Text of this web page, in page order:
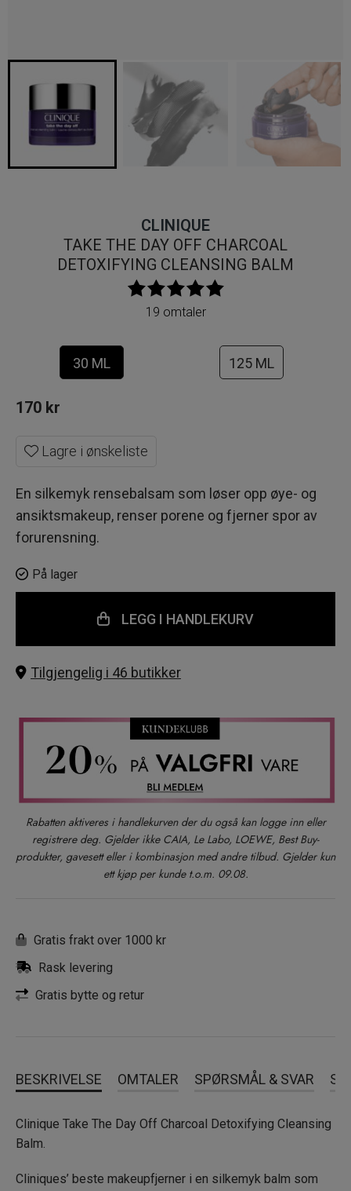
CLINIQUE
TAKE THE DAY OFF CHARCOAL
DETOXIFYING CLEANSING BALM
19 omtaler
30 ML 125 ML
170 kr
Lagre i ønskeliste
En silkemyk rensebalsam som løser opp øye- og
ansiktsmakeup, renser porene og fjerner spor av
forurensning.
På lager
LEGG I HANDLEKURV
Tilgjengelig i 46 butikker
Rabatten aktiveres i handlekurven der du også kan logge inn eller
registrere deg. Gjelder ikke CAIA, Le Labo, LOEWE, Best Buy-
produkter, gavesett eller i kombinasjon med andre tilbud. Gjelder kun
ett kjøp per kunde t.o.m. 09.08.
Gratis frakt over 1000 kr
Rask levering
Gratis bytte og retur
BESKRIVELSE OMTALER SPØRSMÅL & SVAR
Clinique Take The Day Off Charcoal Detoxifying Cleansing
Balm.
Cliniques’ beste makeupfjerner i en silkemyk balm som